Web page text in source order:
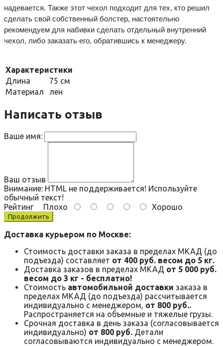
надевается. Также этот чехол подходит для тех, кто решил
сделать свой собственный болстер, настоятельно
рекомендуем для набивки сделать отдельный внутренний
чехол, либо заказать его, обратившись к менеджеру.
Характеристики
Длина
75 см
Материал
лен
Написать отзыв
Ваше имя:
Ваш отзыв
Внимание: HTML не поддерживается! Используйте
обычный текст!
РейтингПлохо Хорошо
Продолжить
Доставка курьером по Москве:
Стоимость доставки заказа в пределах МКАД (до
подъезда) составляет от 400 руб. весом до 5 кг.
Доставка заказов в пределах МКАД от 5 000 руб.
весом до 3 кг - бесплатно!
Стоимость автомобильной доставки заказа в
пределах МКАД (до подъезда) рассчитывается
индивидуально с менеджером, от 800 руб..
Распространяется на объемные и тяжелые грузы.
Срочная доставка в день заказа (согласовывается
индивидуально) от 800 руб. Детали
согласовываются индивидуально с менеджером.